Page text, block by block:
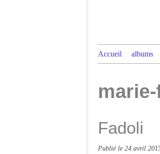
Accueil albums
Fadoli
Publié le 24 avril